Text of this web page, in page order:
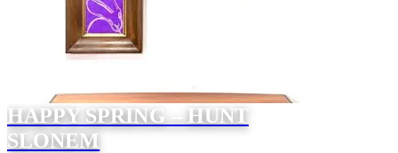
HAPPY SPRING – HUNT
SLONEM